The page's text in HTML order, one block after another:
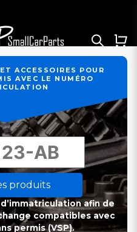
ACCESSOIRES POUR
AVEC LE NUMÉRO
produits
afin de
compatibles avec
permis (VSP).